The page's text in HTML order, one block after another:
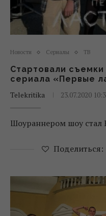
Новости Сериалы ТВ
Стартовали
сериала «Первые
Telekritika
23.07.2020
Шоураннером шоу стал
Поделиться: